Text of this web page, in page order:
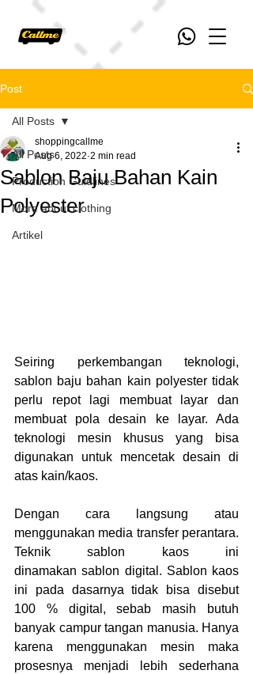
Post
All Posts
Production Guidlines
More about clothing
Artikel
All Posts
Sablon Baju Bahan Kain
Polyester
shoppingcallme
Aug 6, 2022 2 min read
Seiring perkembangan teknologi,
sablon baju bahan kain polyester tidak
perlu repot lagi membuat layar dan
membuat pola desain ke layar. Ada
teknologi mesin khusus yang bisa
digunakan untuk mencetak desain di
atas kain/kaos.
Dengan cara langsung atau
menggunakan media transfer perantara.
Teknik sablon kaos ini
dinamakan sablon digital. Sablon kaos
ini pada dasarnya tidak bisa disebut
100 % digital, sebab masih butuh
banyak campur tangan manusia. Hanya
karena menggunakan mesin maka
prosesnya menjadi lebih sederhana